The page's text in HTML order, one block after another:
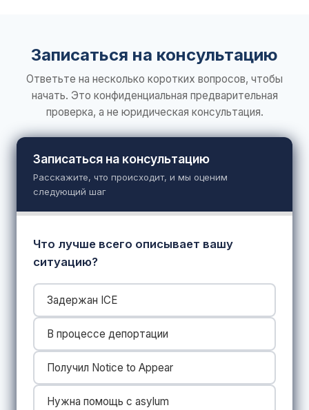
Записаться на консультацию
Ответьте на несколько коротких вопросов, чтобы
начать. Это конфиденциальная предварительная
проверка, а не юридическая консультация.
Записаться на консультацию
Расскажите, что происходит, и мы оценим
следующий шаг
Что лучше всего описывает вашу
ситуацию?
Задержан ICE
В процессе депортации
Получил Notice to Appear
Нужна помощь с asylum